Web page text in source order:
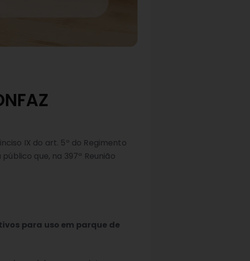
IX do art. 5º do Regimento
que, na 397ª Reunião
para uso em parque de